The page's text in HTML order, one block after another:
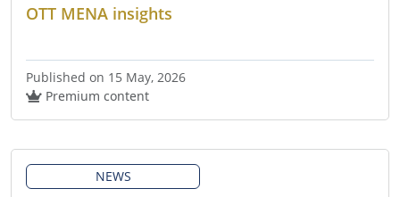
OTT MENA insights
Published on 15 May, 2026
Premium content
NEWS